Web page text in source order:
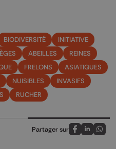
BIODIVERSITÉ
INITIATIVE
ABEILLES
REINES
FRELONS
ASIATIQUES
NUISIBLES
INVASIFS
RUCHER
Partager sur
Partagez sur
Partagez